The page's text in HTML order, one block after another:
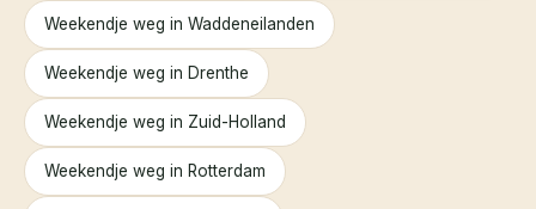
Weekendje weg in Waddeneilanden
Weekendje weg in Drenthe
Weekendje weg in Zuid-Holland
Weekendje weg in Rotterdam